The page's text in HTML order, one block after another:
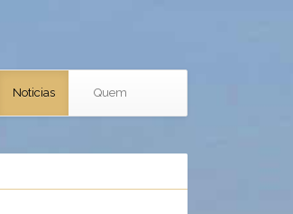
Noticias Quem